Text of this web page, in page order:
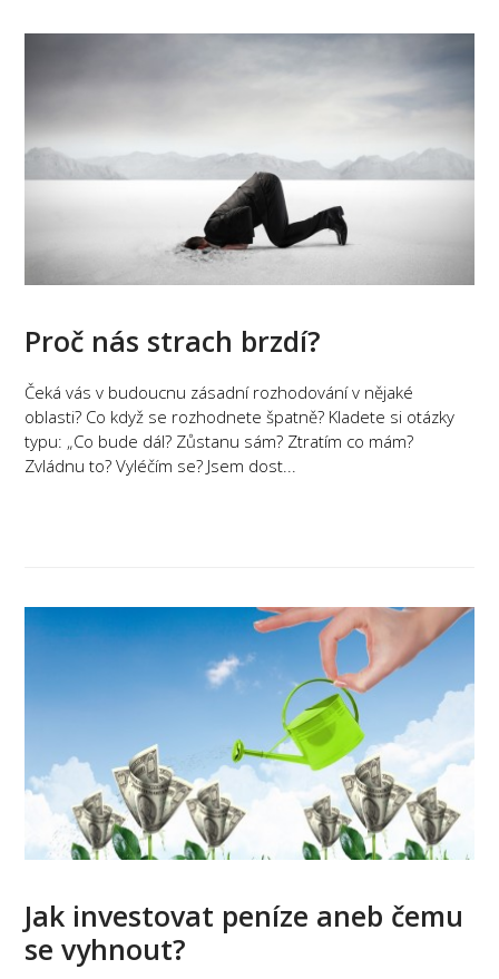
Proč nás strach brzdí?
Čeká vás v budoucnu zásadní rozhodování v nějaké
oblasti? Co když se rozhodnete špatně? Kladete si otázky
typu: „Co bude dál? Zůstanu sám? Ztratím co mám?
Zvládnu to? Vyléčím se? Jsem dost...
Jak investovat peníze aneb čemu
se vyhnout?